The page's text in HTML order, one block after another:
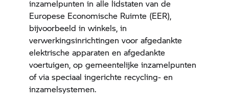
inzamelpunten in alle lidstaten van de
Europese Economische Ruimte (EER),
bijvoorbeeld in winkels, in
verwerkingsinrichtingen voor afgedankte
elektrische apparaten en afgedankte
voertuigen, op gemeentelijke inzamelpunten
of via speciaal ingerichte recycling- en
inzamelsystemen.